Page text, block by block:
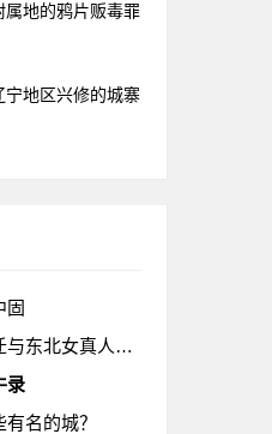
属地的鸦片贩毒罪
宁地区兴修的城寨
固
女真人内聚浅探
录
名的城？